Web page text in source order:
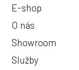
E-shop
O nás
Showroom
Služby